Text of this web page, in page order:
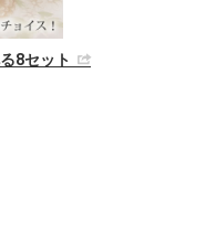
8セット